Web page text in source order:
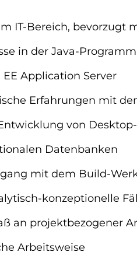
IT-Bereich,
in der Java-
Application Server
Erfahrungen mit
von
Datenbanken
mit dem Build-
konzeptionelle
an projektbezogener
Arbeitsweise